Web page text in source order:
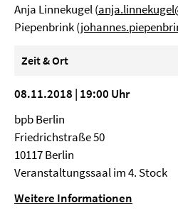
Anja Linnekugel (
Piepenbrink (
Zeit & Ort
08.11.2018 | 19:00 Uhr
bpb Berlin
Friedrichstraße 50
10117 Berlin
Veranstaltungssaal im 4. Stock
Weitere Informationen